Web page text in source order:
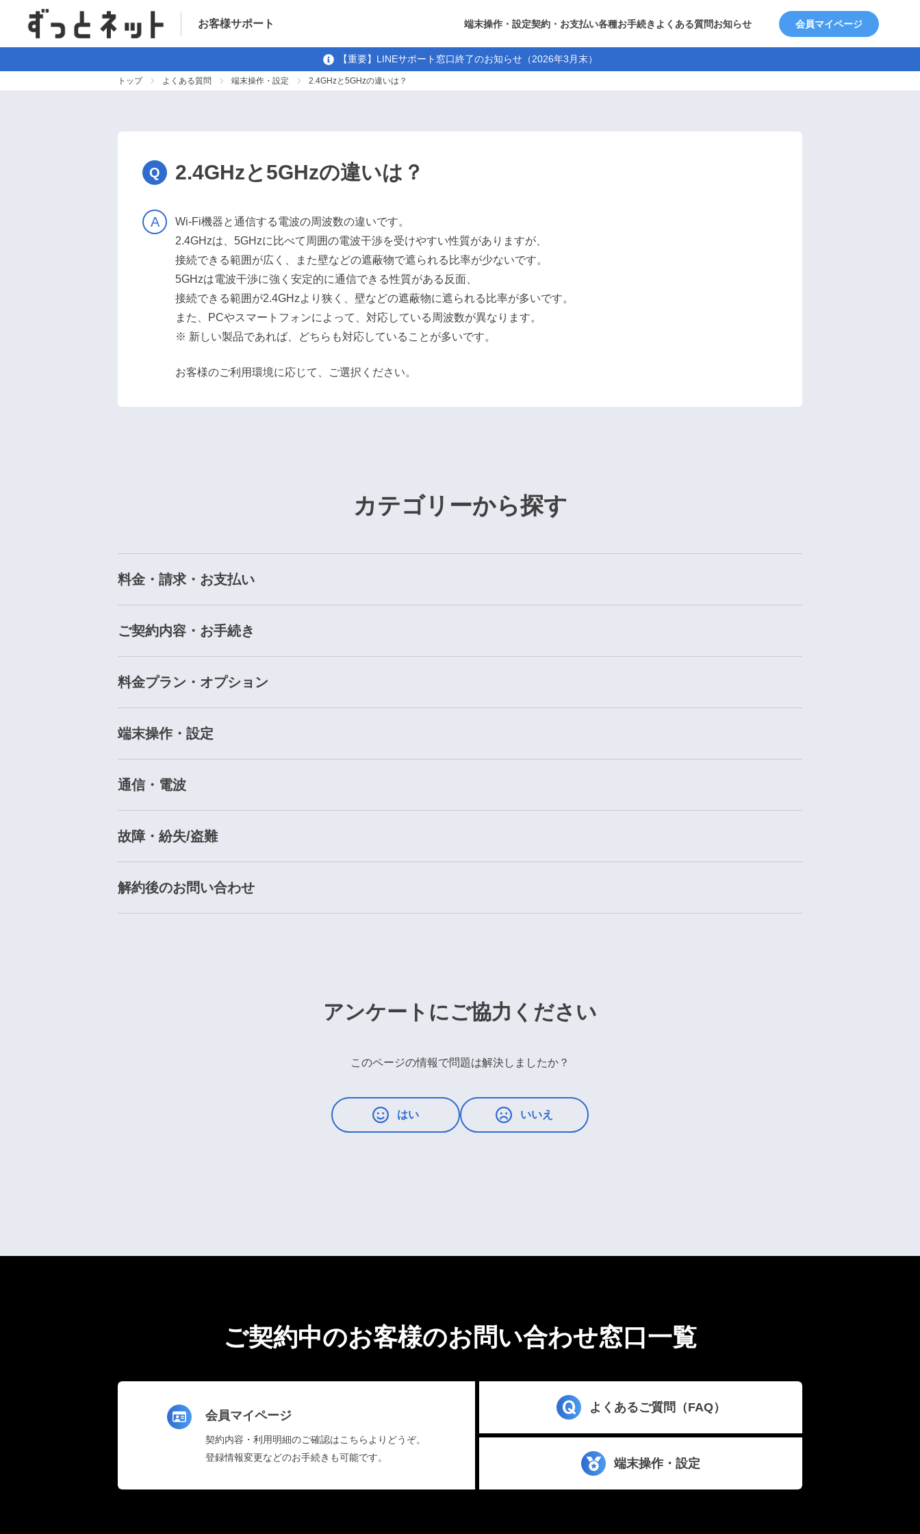
お客様サポート 端末操作・設定契約・お支払い各種お手続き よくある質問お知らせ 会員マイページ
【重要】LINEサポート窓口終了のお知らせ（2026年3月末）
トップ よくある質問 端末操作・設定 2.4GHzと5GHzの違いは？
2.4GHzと5GHzの違いは？
Wi-Fi機器と通信する電波の周波数の違いです。
2.4GHzは、5GHzに比べて周囲の電波干渉を受けやすい性質がありますが、
接続できる範囲が広く、また壁などの遮蔽物で遮られる比率が少ないです。
5GHzは電波干渉に強く安定的に通信できる性質がある反面、
接続できる範囲が2.4GHzより狭く、壁などの遮蔽物に遮られる比率が多いです。
また、PCやスマートフォンによって、対応している周波数が異なります。
※ 新しい製品であれば、どちらも対応していることが多いです。
お客様のご利用環境に応じて、ご選択ください。
カテゴリーから探す
料金・請求・お支払い
ご契約内容・お手続き
料金プラン・オプション
端末操作・設定
通信・電波
故障・紛失/盗難
解約後のお問い合わせ
アンケートにご協力ください
このページの情報で問題は解決しましたか？
はい いいえ
ご契約中のお客様のお問い合わせ窓口一覧
会員マイページ
契約内容・利用明細のご確認はこちらよりどうぞ。
登録情報変更などのお手続きも可能です。
よくあるご質問（FAQ）
端末操作・設定